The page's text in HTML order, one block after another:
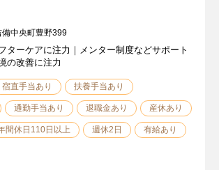
備中央町豊野399
ターケアに注力｜メンター制度などサポート
の改善に注力
宿直手当あり 扶養手当あり
通勤手当あり 退職金あり 産休あり
間休日110日以上 週休2日 有給あり